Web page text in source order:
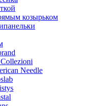
козырьком
Needle